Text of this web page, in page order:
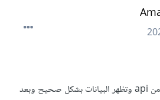
عندي مشكله بجلب بيانات من api وتظهر البيانات بشكل صحيح وبعد